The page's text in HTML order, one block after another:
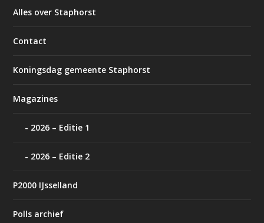
Alles over Staphorst
Contact
Koningsdag gemeente Staphorst
Magazines
2026 – Editie 1
2026 – Editie 2
P2000 IJsselland
Polls archief